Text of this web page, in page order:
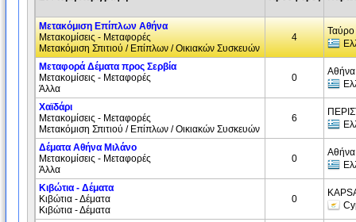
Μετακόμιση Επίπλων Αθήνα
Μετακομίσεις - Μεταφορές
Μετακόμιση Σπιτιού / Επίπλων / Οικιακών Συσκευών
4
Μεταφορά Δέματα προς Σερβία
Μετακομίσεις - Μεταφορές
Άλλα
0
Χαϊδάρι
Μετακομίσεις - Μεταφορές
Μετακόμιση Σπιτιού / Επίπλων / Οικιακών Συσκευών
6
Δέματα Αθήνα Μιλάνο
Μετακομίσεις - Μεταφορές
Άλλα
0
Κιβώτια - Δέματα
Κιβώτια - Δέματα
Κιβώτια - Δέματα
0